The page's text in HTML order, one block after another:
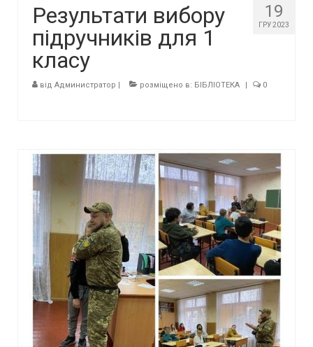
19
ГРУ 2023
Результати вибору
підручників для 1
класу
від Администратор | розміщено в: БІБЛІОТЕКА | 0